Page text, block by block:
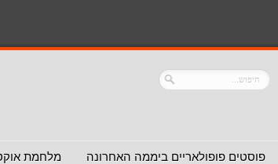
פוסטים פופולאריים ביממה האחרונה מלחמת
נושא:ציטוט שגוי